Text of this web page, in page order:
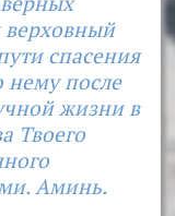
верховный
спасения
нему после
жизни в
Твоего
Аминь.